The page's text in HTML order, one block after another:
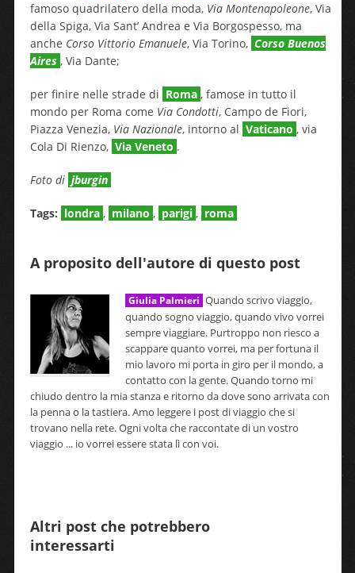
famoso quadrilatero della moda, Via Montenapoleone, Via
della Spiga, Via Sant’ Andrea e Via Borgospesso, ma
anche Corso Vittorio Emanuele, Via Torino, Corso Buenos
Aires , Via Dante;
per finire nelle strade di Roma , famose in tutto il
mondo per Roma come Via Condotti, Campo de Fiori,
Piazza Venezia, Via Nazionale, intorno al Vaticano , via
Cola Di Rienzo, Via Veneto .
Foto di jburgin
Tags: londra , milano , parigi , roma
A proposito dell'autore di questo post
Giulia Palmieri Quando scrivo viaggio,
quando sogno viaggio, quando vivo vorrei
sempre viaggiare. Purtroppo non riesco a
scappare quanto vorrei, ma per fortuna il
mio lavoro mi porta in giro per il mondo, a
contatto con la gente. Quando torno mi
chiudo dentro la mia stanza e ritorno da dove sono arrivata con
la penna o la tastiera. Amo leggere i post di viaggio che si
trovano nella rete. Ogni volta che raccontate di un vostro
viaggio ... io vorrei essere stata lì con voi.
Altri post che potrebbero
interessarti